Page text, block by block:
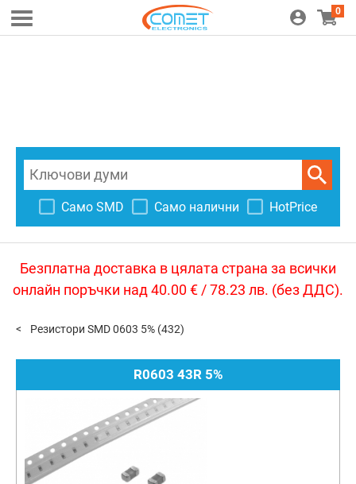
0
Само SMD Само налични HotPrice
Безплатна доставка в цялата страна за всички
онлайн поръчки над 40.00 € / 78.23 лв. (без ДДС).
Резистори SMD 0603 5% (432)
R0603 43R 5%